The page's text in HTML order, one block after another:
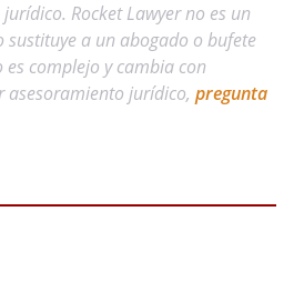
Rocket Lawyer no es un
sustituye a un abogado o bufete
es complejo y cambia con
asesoramiento jurídico, pregunta